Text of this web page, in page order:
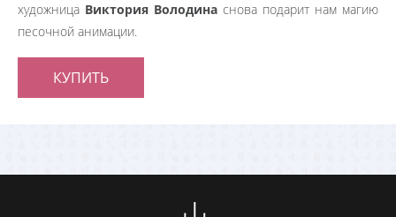
художница Виктория Володина снова подарит нам магию
песочной анимации.
КУПИТЬ